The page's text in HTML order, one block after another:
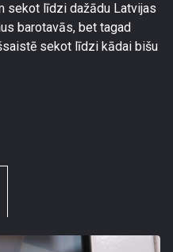
sekot līdzi dažādu Latvijas
barotavās, bet tagad
sekot līdzi kādai bišu